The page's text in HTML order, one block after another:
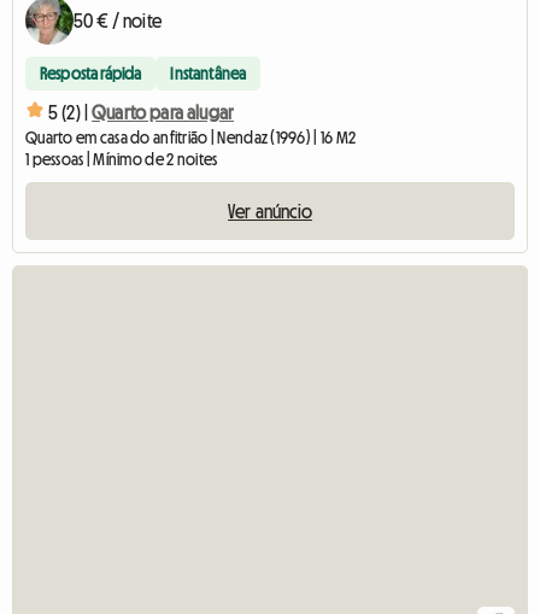
50 € / noite
Resposta rápida Instantânea
5 (2) | Quarto para alugar
Quarto em casa do anfitrião | Nendaz (1996) | 16 M2
1 pessoas | Mínimo de 2 noites
Ver anúncio